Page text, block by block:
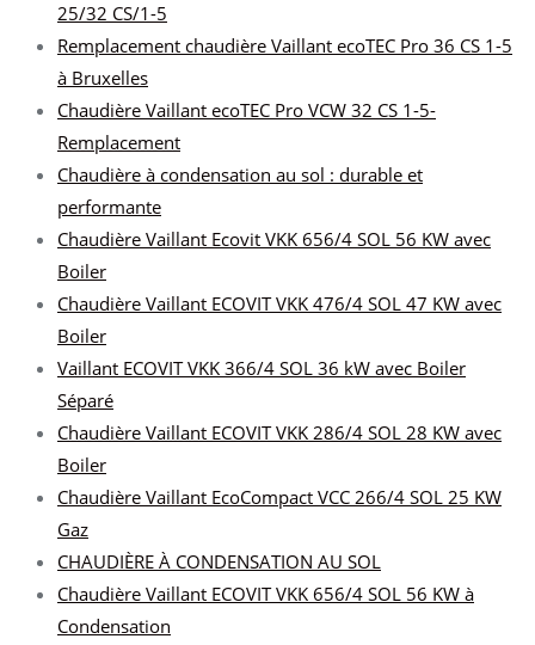
25/32 CS/1-5
Remplacement chaudière Vaillant ecoTEC Pro 36 CS 1-5
à Bruxelles
Chaudière Vaillant ecoTEC Pro VCW 32 CS 1-5-
Remplacement
Chaudière à condensation au sol : durable et
performante
Chaudière Vaillant Ecovit VKK 656/4 SOL 56 KW avec
Boiler
Chaudière Vaillant ECOVIT VKK 476/4 SOL 47 KW avec
Boiler
Vaillant ECOVIT VKK 366/4 SOL 36 kW avec Boiler
Séparé
Chaudière Vaillant ECOVIT VKK 286/4 SOL 28 KW avec
Boiler
Chaudière Vaillant EcoCompact VCC 266/4 SOL 25 KW
Gaz
CHAUDIÈRE À CONDENSATION AU SOL
Chaudière Vaillant ECOVIT VKK 656/4 SOL 56 KW à
Condensation